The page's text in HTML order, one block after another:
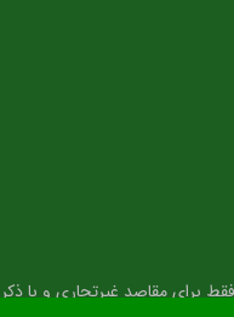
برای مقاصد غیرتجاری و با ذکر